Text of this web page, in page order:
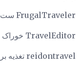
FrugalTraveler ست خوگل از
TravelEditor خوراک برای سردبیران
reidontravel تغذیه برنامه ریزی